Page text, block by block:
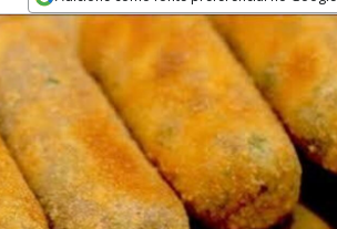
Opens in new window